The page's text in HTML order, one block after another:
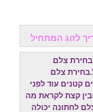
לזוג המתחיל
צלם
צלם
קטנים עוד לפני
קצת לקראת מה
לחתונה יכולה